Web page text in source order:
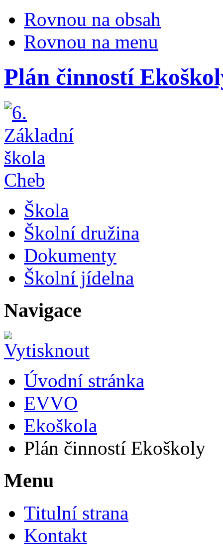
Rovnou na obsah
Rovnou na menu
Plán činností
Škola
Školní družina
Dokumenty
Školní jídelna
Navigace
Úvodní stránka
EVVO
Ekoškola
Plán činností Ekoškoly
Menu
Titulní strana
Kontakt